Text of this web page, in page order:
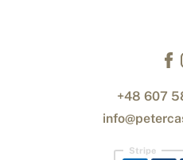
+48 607
Stripe